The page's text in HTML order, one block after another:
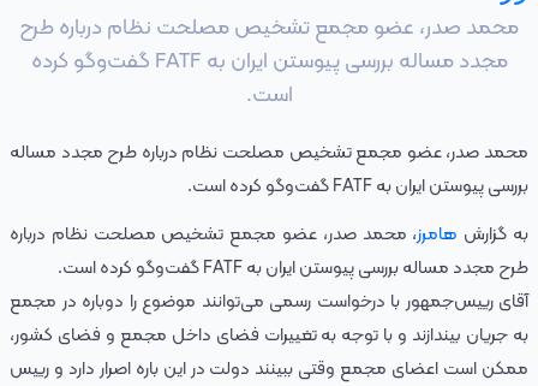
محمد صدر، عضو مجمع تشخیص مصلحت نظام درباره طرح
مجدد مساله بررسی پیوستن ایران به FATF گفت‌وگو کرده
است.
محمد صدر، عضو مجمع تشخیص مصلحت نظام درباره طرح مجدد مساله
بررسی پیوستن ایران به FATF گفت‌وگو کرده است.
به گزارش هامرز، محمد صدر، عضو مجمع تشخیص مصلحت نظام درباره
طرح مجدد مساله بررسی پیوستن ایران به FATF گفت‌وگو کرده است.
آقای رییس‌جمهور با درخواست رسمی می‌توانند موضوع را دوباره در مجمع
به جریان بیندازند و با توجه به تغییرات فضای داخل مجمع و فضای کشور،
ممکن است اعضای مجمع وقتی ببینند دولت در این باره اصرار دارد و رییس